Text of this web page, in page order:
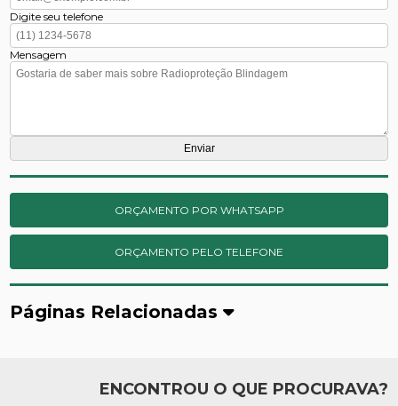
Digite seu telefone
Mensagem
ORÇAMENTO POR WHATSAPP
ORÇAMENTO PELO TELEFONE
Páginas Relacionadas
ENCONTROU O QUE PROCURAVA?